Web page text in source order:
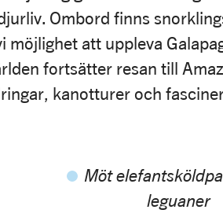
Ombord finns
möjlighet att uppleva
fortsätter resan till
kanotturer och
Möt
leguaner